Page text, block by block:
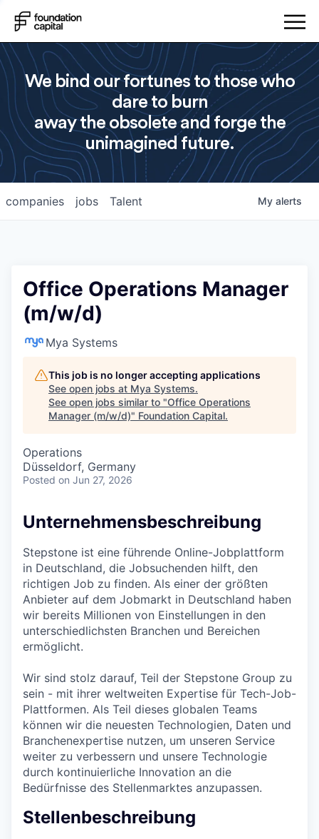
We bind our fortunes to those who
dare to burn
away the obsolete and forge the
unimagined future.
jobs
companies Talent My alerts
Office Operations Manager
(m/w/d)
Mya Systems
This job is no longer accepting applications
See open jobs at Mya Systems.
See open jobs similar to "Office Operations
Manager (m/w/d)" Foundation Capital.
Operations
Düsseldorf, Germany
Posted on Jun 27, 2026
Unternehmensbeschreibung
Stepstone ist eine führende Online-Jobplattform
in Deutschland, die Jobsuchenden hilft, den
richtigen Job zu finden. Als einer der größten
Anbieter auf dem Jobmarkt in Deutschland haben
wir bereits Millionen von Einstellungen in den
unterschiedlichsten Branchen und Bereichen
ermöglicht.
Wir sind stolz darauf, Teil der Stepstone Group zu
sein - mit ihrer weltweiten Expertise für Tech-Job-
Plattformen. Als Teil dieses globalen Teams
können wir die neuesten Technologien, Daten und
Branchenexpertise nutzen, um unseren Service
weiter zu verbessern und unsere Technologie
durch kontinuierliche Innovation an die
Bedürfnisse des Stellenmarktes anzupassen.
Stellenbeschreibung